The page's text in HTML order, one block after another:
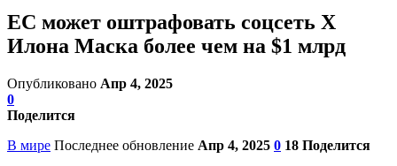
ЕС может оштрафовать соцсеть X
Илона Маска более чем на $1 млрд
Опубликовано Апр 4, 2025
0
Поделится
В мире Последнее обновление Апр 4, 2025 0 18 Поделится